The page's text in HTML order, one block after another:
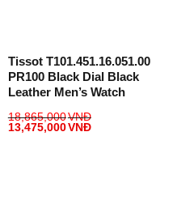
Tissot T101.451.16.051.00
PR100 Black Dial Black
Leather Men’s Watch
18,865,000VNĐ
13,475,000VNĐ